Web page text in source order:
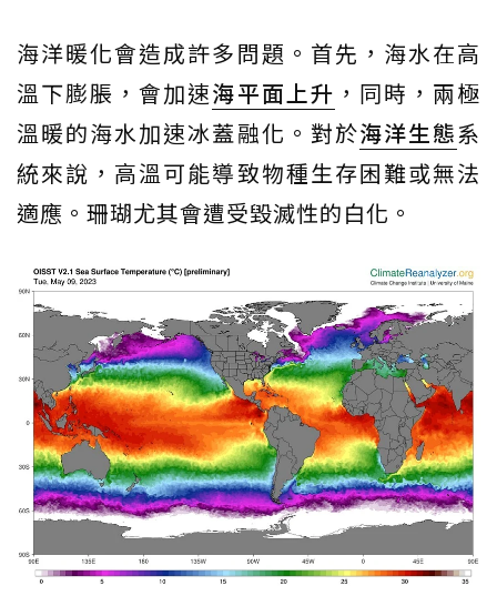
海洋暖化會造成許多問題。首先，海水在高
溫下膨脹，會加速海平面上升 ，同時，兩極
溫暖的海水加速冰蓋融化。對於海洋生態系
統來說，高溫可能導致物種生存困難或無法
適應。珊瑚尤其會遭受毀滅性的白化。